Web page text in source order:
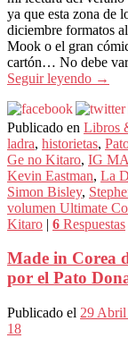
ya que esta zona de
diciembre formatos
Mook o el gran
cartón… No debe
Seguir leyendo →
Publicado en Libros
ladra, historietas,
Ge no Kitaro, IG
Kevin Eastman, La
Simon Bisley,
volumen Ultimate
Kitaro | 6 Respuestas
Made in Corea
por el Pato
Publicado el 29 Abril
18